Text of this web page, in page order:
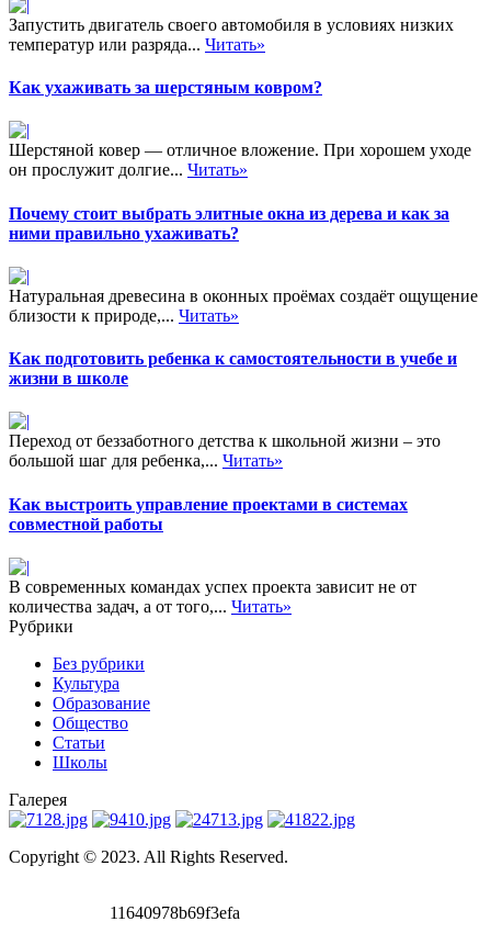
Запустить двигатель своего автомобиля в условиях низких
температур или разряда... Читать»
Как ухаживать за шерстяным ковром?
Шерстяной ковер — отличное вложение. При хорошем уходе
он прослужит долгие... Читать»
Почему стоит выбрать элитные окна из дерева и как за
ними правильно ухаживать?
Натуральная древесина в оконных проёмах создаёт ощущение
близости к природе,... Читать»
Как подготовить ребенка к самостоятельности в учебе и
жизни в школе
Переход от беззаботного детства к школьной жизни – это
большой шаг для ребенка,... Читать»
Как выстроить управление проектами в системах
совместной работы
В современных командах успех проекта зависит не от
количества задач, а от того,... Читать»
Рубрики
Без рубрики
Культура
Образование
Общество
Статьи
Школы
Галерея
Copyright © 2023. All Rights Reserved.
11640978b69f3efa